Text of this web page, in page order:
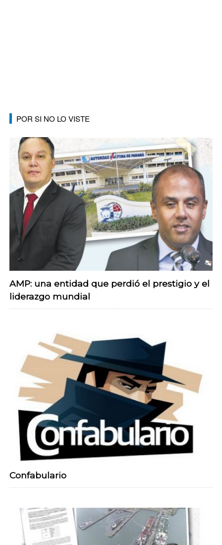
POR SI NO LO VISTE
AMP: una entidad que perdió el prestigio y el
liderazgo mundial
Confabulario